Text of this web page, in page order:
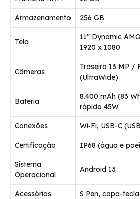
Armazenamento 256 GB
Tela
11″ Dynamic
1920 x 1080
Câmeras
Traseira 13 MP /
(UltraWide)
Bateria
8.400 mAh (83
rápido 45W
Conexões Wi‑Fi, USB-C
Certificação IP68 (água e
Sistema
Operacional
Android 13
Acessórios
S Pen, capa-